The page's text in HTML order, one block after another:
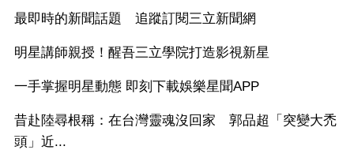
最即時的新聞話題 追蹤訂閱三立新聞網
明星講師親授！醒吾三立學院打造影視新星
一手掌握明星動態 即刻下載娛樂星聞APP
昔赴陸尋根稱：在台灣靈魂沒回家 郭品超「突變大禿
頭」近...